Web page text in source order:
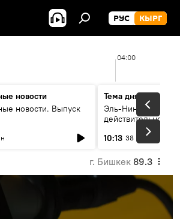
РУС КЫРГ
04:00
новости
новости. Выпуск
Тема дня
Эль-Ниньо, жара и
действительно
погоду в
10:13 38 мин
г. Бишкек 89.3